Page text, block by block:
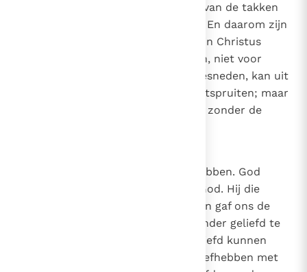
geeft die nodig is voor het leven van de takken
en ontvangt niets van hen terug. En daarom zijn
beide - Christus in je hebben en in Christus
blijven - nuttig voor de leerlingen, niet voor
Christus. Want als een tak is afgesneden, kan uit
de levende wortel een andere ontspruiten; maar
wie afgesneden is, kan niet leven zonder de
De liefde waarmee we God liefhebben. God
liefhebben is een geschenk van God. Hij die
liefheeft zonder geliefd te worden gaf ons de
gave om van Hem te houden. Zonder geliefd te
zijn, zijn wij geliefd, zodat wij geliefd kunnen
worden. Want de Geest, die wij liefhebben met